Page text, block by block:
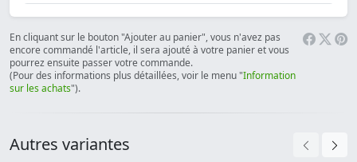
En cliquant sur le bouton "Ajouter au panier", vous n'avez pas
encore commandé l'article, il sera ajouté à votre panier et vous
pourrez ensuite passer votre commande.
(Pour des informations plus détaillées, voir le menu "Information
sur les achats").
Autres variantes